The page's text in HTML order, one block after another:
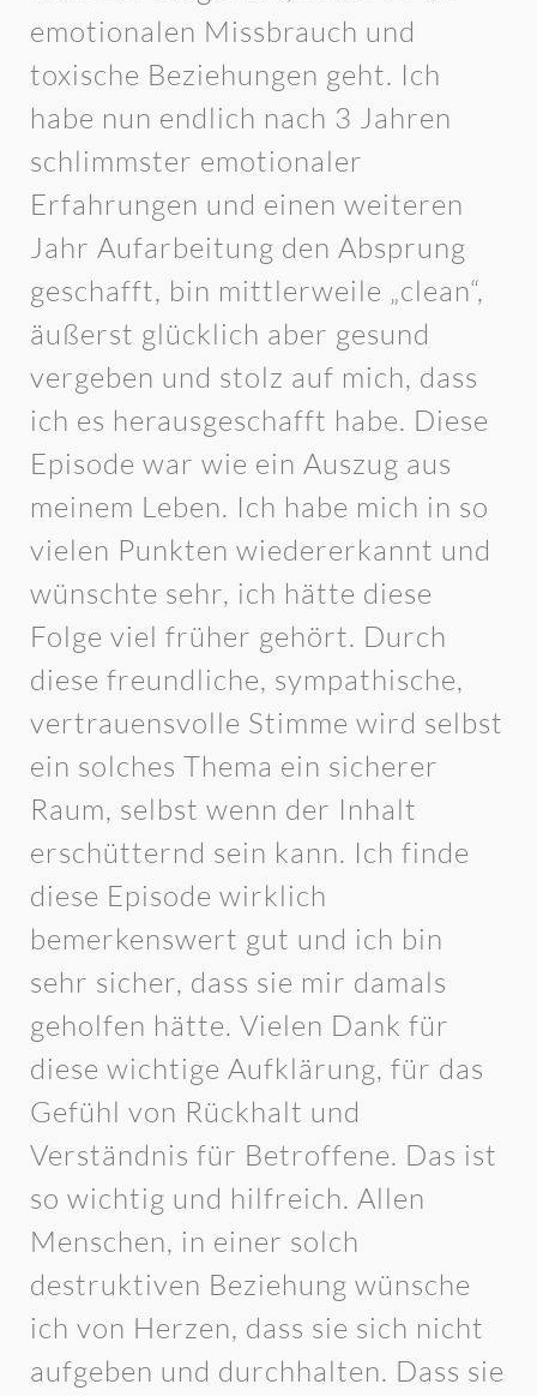
emotionalen Missbrauch und
toxische Beziehungen geht. Ich
habe nun endlich nach 3 Jahren
schlimmster emotionaler
Erfahrungen und einen weiteren
Jahr Aufarbeitung den Absprung
geschafft, bin mittlerweile „clean“,
äußerst glücklich aber gesund
vergeben und stolz auf mich, dass
ich es herausgeschafft habe. Diese
Episode war wie ein Auszug aus
meinem Leben. Ich habe mich in so
vielen Punkten wiedererkannt und
wünschte sehr, ich hätte diese
Folge viel früher gehört. Durch
diese freundliche, sympathische,
vertrauensvolle Stimme wird selbst
ein solches Thema ein sicherer
Raum, selbst wenn der Inhalt
erschütternd sein kann. Ich finde
diese Episode wirklich
bemerkenswert gut und ich bin
sehr sicher, dass sie mir damals
geholfen hätte. Vielen Dank für
diese wichtige Aufklärung, für das
Gefühl von Rückhalt und
Verständnis für Betroffene. Das ist
so wichtig und hilfreich. Allen
Menschen, in einer solch
destruktiven Beziehung wünsche
ich von Herzen, dass sie sich nicht
aufgeben und durchhalten. Dass sie